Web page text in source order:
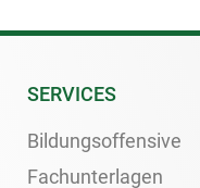
SERVICES
Bildungsoffensive
Fachunterlagen